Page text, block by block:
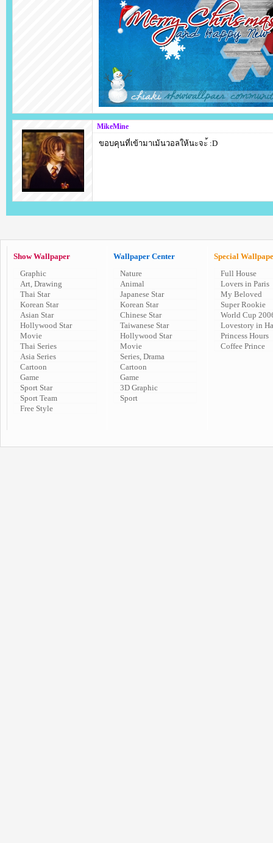
MikeMine
ขอบคุนที่เข้ามาเม้นวอลให้นะจะ้ :D
Show Wallpaper
Graphic
Art, Drawing
Thai Star
Korean Star
Asian Star
Hollywood Star
Movie
Thai Series
Asia Series
Cartoon
Game
Sport Star
Sport Team
Free Style
Wallpaper Center
Nature
Animal
Japanese Star
Korean Star
Chinese Star
Taiwanese Star
Hollywood Star
Movie
Series, Drama
Cartoon
Game
3D Graphic
Sport
Special
Full House
Lovers in Paris
My Beloved
Super Rookie
World Cup
Lovestory in
Princess Hours
Coffee Prince